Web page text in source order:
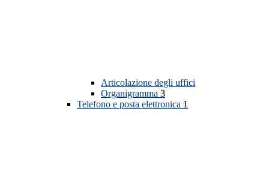
Articolazione degli uffici
Organigramma 3
Telefono e posta elettronica 1